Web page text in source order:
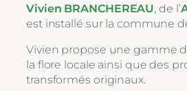
Vivien BRANCHEREAU, de l’
est installé sur la commune
Vivien propose une gamme
la flore locale ainsi que des
transformés originaux.